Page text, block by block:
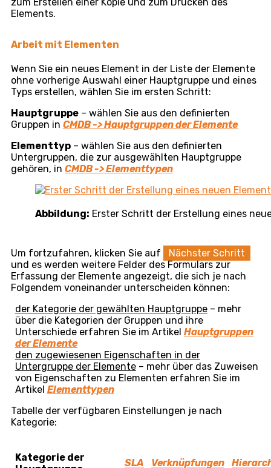
Liste der Elemente
Computer). Mehr im Artikel weiter unten
Die Liste aller bestehenden Elemente rufen Sie über
das HauptmenüCMDB -> Liste der Elementeauf.
Durch Auswahl einer Hauptgruppe oder auch eines
Auswahl der angezeigten Objekte ein. Falls sich im
Fenster keine Hauptgruppen und somit auch keine CI-
Typen befinden, müssen diese zunächst in CMDB ->
Hauptgruppen der ElementeundCMDB ->
Elementtypendefiniert werden.
Abbildung: Liste konfigurierbarer Elemente CMDB
Bestehende Elemente können Sie durch Doppelklick
auf die betreffende Zeile oder durch Auswahl einer
Option aus dem Kontextmenü
Bearbeiten
bearbeiten. Ein neues Element erstellen Sie durch Klick
auf +Element hinzufügen (CI) . Eine weitere
Möglichkeit ist das Erstellen einer Kopie eines bereits
bestehenden Elements – durch Bearbeiten des
bestehenden Elements, dessen Kopie Sie erstellen
möchten. Im rechten oberen Teil des Formulars
befindet sich die Schaltfläche Aktion
. Nach deren
Betätigung erscheinen zwei Schaltflächen, und zwar
zum Erstellen einer Kopie und zum Drucken des
Elements.
Arbeit mit Elementen
ohne vorherige Auswahl einer Hauptgruppe und eines
Typs erstellen, wählen Sie im ersten Schritt: